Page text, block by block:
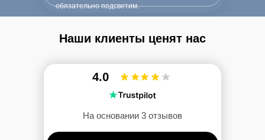
обязательно подсветим.
Наши клиенты ценят нас
4.0
На основании 3 отзывов